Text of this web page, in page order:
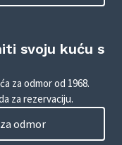
svoju kuću s
za odmor od 1968.
za rezervaciju.
odmor